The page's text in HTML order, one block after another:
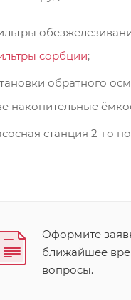
сорбции;
обратного
накопительные
станция 2-го
Оформите
ближайшее
вопросы.